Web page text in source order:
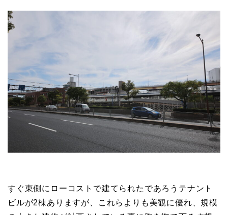
すぐ東側にローコストで建てられたであろうテナント
ビルが2棟ありますが、これらよりも美観に優れ、規模